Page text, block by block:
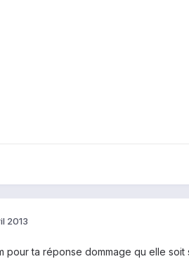
2013
pour ta réponse dommage qu elle